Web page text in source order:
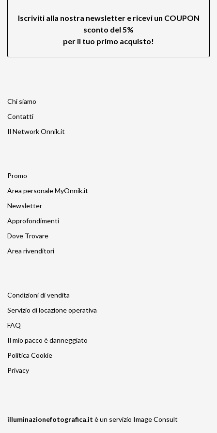
Iscriviti alla nostra newsletter e ricevi un COUPON
sconto del 5%
per il tuo primo acquisto!
Chi siamo
Contatti
Il Network Onnik.it
Promo
Area personale MyOnnik.it
Newsletter
Approfondimenti
Dove Trovare
Area rivenditori
Condizioni di vendita
Servizio di locazione operativa
FAQ
Il mio pacco è danneggiato
Politica Cookie
Privacy
illuminazionefotografica.it è un servizio Image Consult